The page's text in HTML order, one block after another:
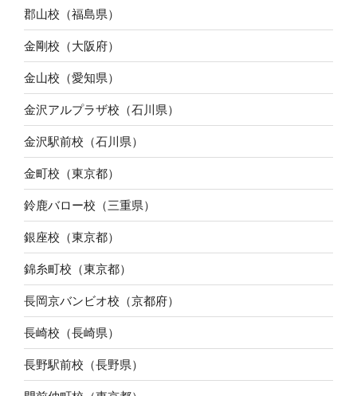
郡山校（福島県）
金剛校（大阪府）
金山校（愛知県）
金沢アルプラザ校（石川県）
金沢駅前校（石川県）
金町校（東京都）
鈴鹿バロー校（三重県）
銀座校（東京都）
錦糸町校（東京都）
長岡京バンビオ校（京都府）
長崎校（長崎県）
長野駅前校（長野県）